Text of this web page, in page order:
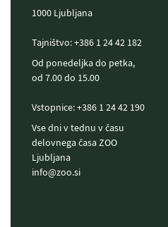
1000 Ljubljana
Tajništvo: +386 1 24 42 182
Od ponedeljka do petka,
od 7.00 do 15.00
Vstopnice: +386 1 24 42 190
Vse dni v tednu v času
delovnega časa ZOO
Ljubljana
info@zoo.si